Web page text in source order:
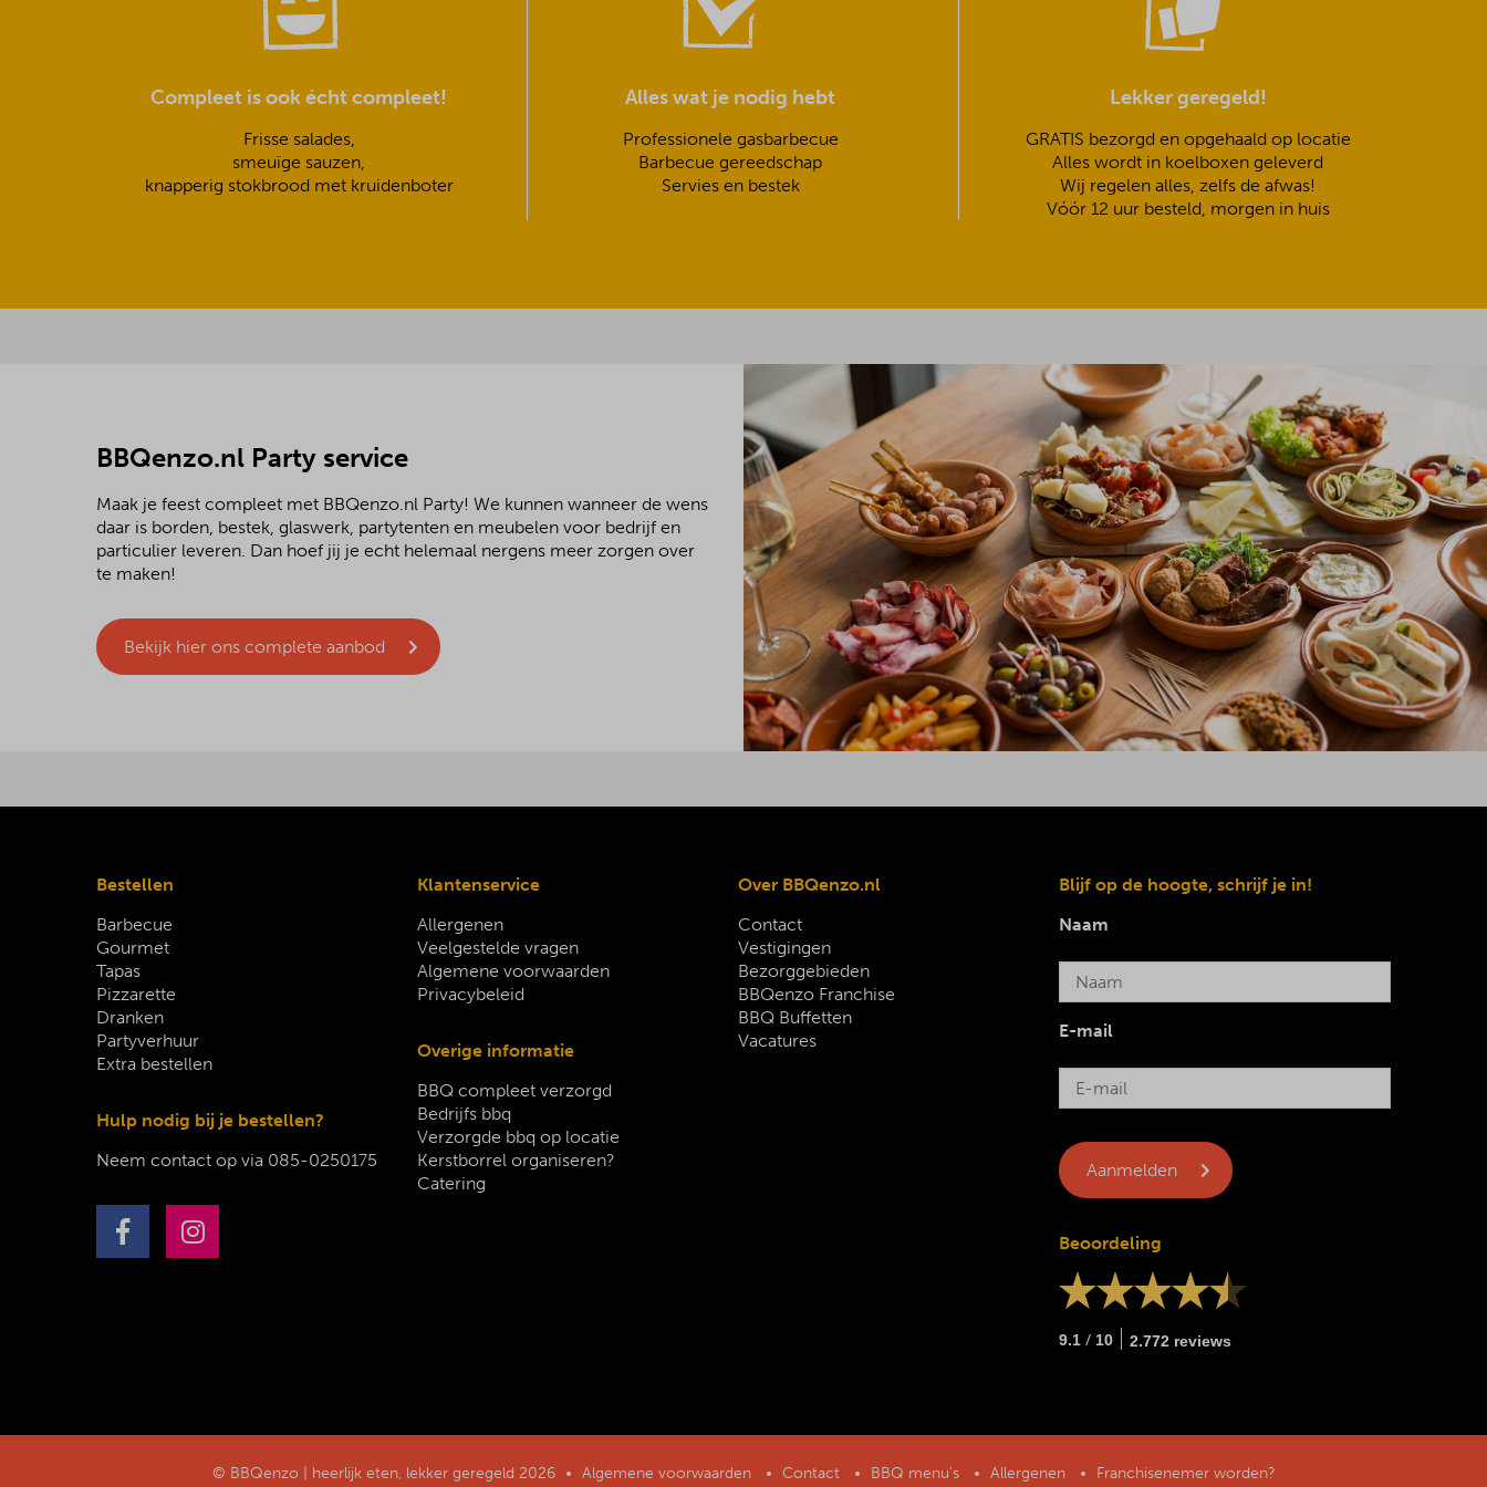
Compleet is ook écht compleet!
Frisse salades,
smeuïge sauzen,
knapperig stokbrood met kruidenboter
Alles wat je nodig hebt
Professionele gasbarbecue
Barbecue gereedschap
Servies en bestek
Lekker geregeld!
GRATIS bezorgd en opgehaald op locatie
Alles wordt in koelboxen geleverd
Wij regelen alles, zelfs de afwas!
Vóór 12 uur besteld, morgen in huis
BBQenzo.nl Party service
Maak je feest compleet met BBQenzo.nl Party! We kunnen wanneer de wens
daar is borden, bestek, glaswerk, partytenten en meubelen voor bedrijf en
particulier leveren. Dan hoef jij je echt helemaal nergens meer zorgen over
te maken!
Bekijk hier ons complete aanbod
Bestellen
Barbecue
Gourmet
Tapas
Pizzarette
Dranken
Partyverhuur
Extra bestellen
Hulp nodig bij je bestellen?
Neem contact op via 085-0250175
Klantenservice
Allergenen
Veelgestelde vragen
Algemene voorwaarden
Privacybeleid
Overige informatie
BBQ compleet verzorgd
Bedrijfs bbq
Verzorgde bbq op locatie
Kerstborrel organiseren?
Catering
Over BBQenzo.nl
Contact
Vestigingen
Bezorggebieden
BBQenzo Franchise
BBQ Buffetten
Vacatures
Blijf op de hoogte, schrijf je in!
Naam
E-mail
Beoordeling
9.1 / 10 2.772 reviews
© BBQenzo | heerlijk eten, lekker geregeld 2026 Algemene voorwaarden Contact BBQ menu’s Allergenen Franchisenemer worden?